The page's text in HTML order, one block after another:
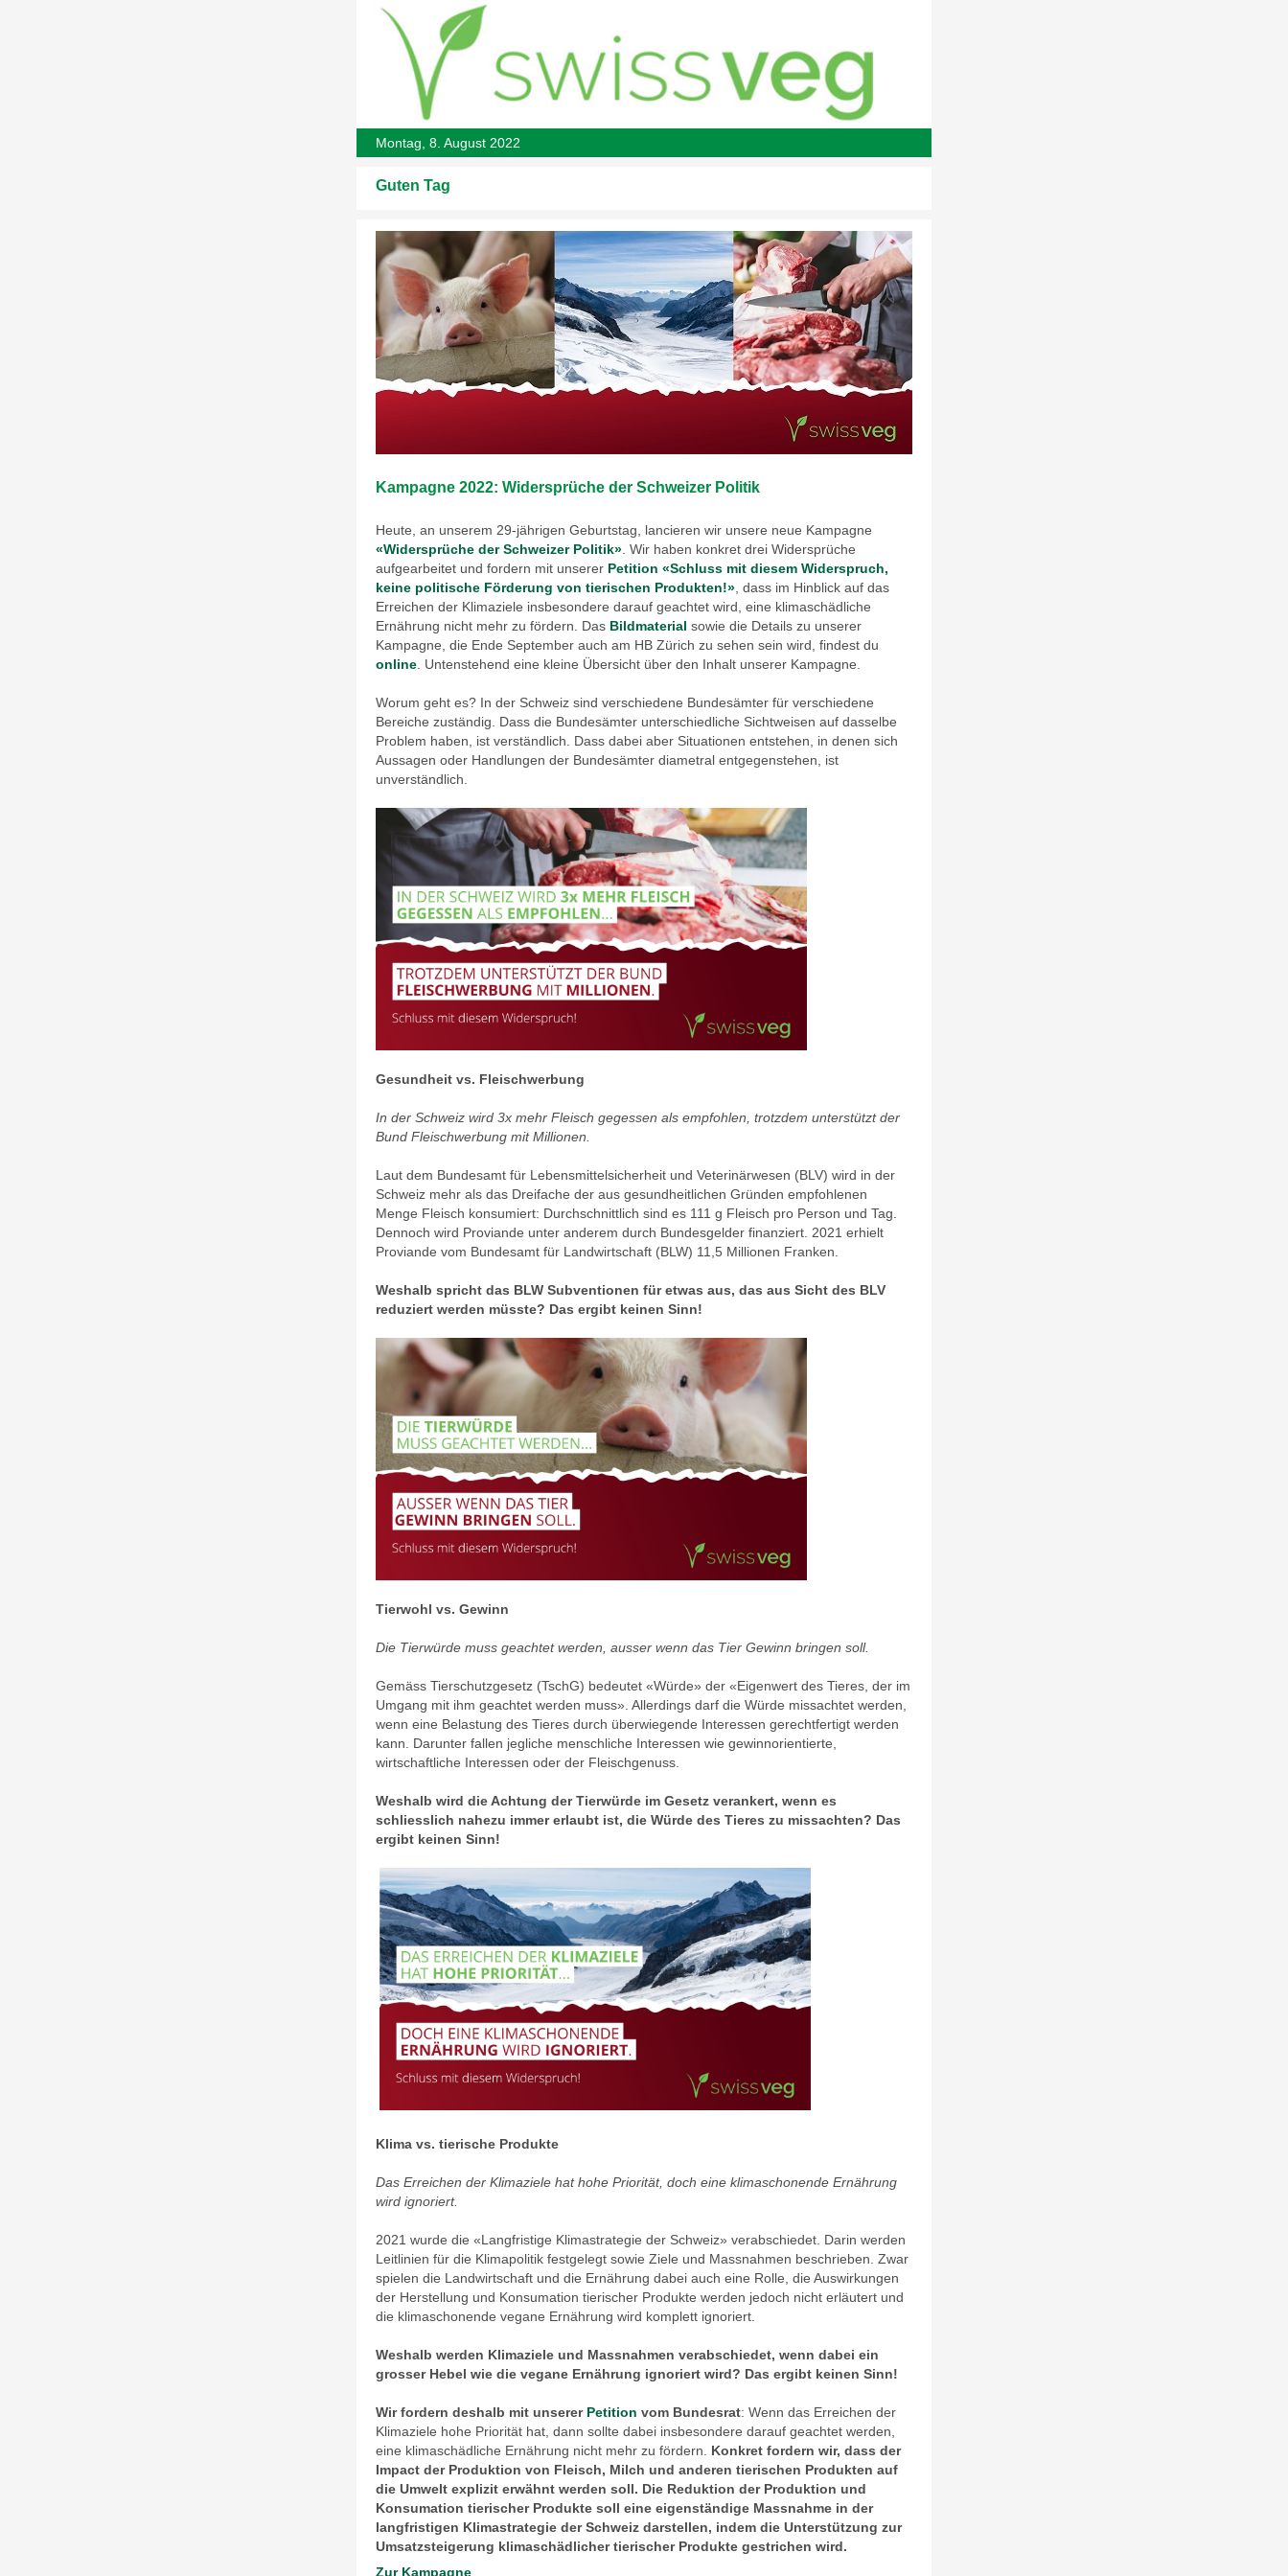
Montag, 8. August 2022
Guten Tag
Kampagne 2022: Widersprüche der Schweizer Politik
Heute, an unserem 29-jährigen Geburtstag, lancieren wir unsere neue Kampagne
«Widersprüche der Schweizer Politik» . Wir haben konkret drei Widersprüche
aufgearbeitet und fordern mit unserer Petition «Schluss mit diesem Widerspruch,
keine politische Förderung von tierischen Produkten!» , dass im Hinblick auf das
Erreichen der Klimaziele insbesondere darauf geachtet wird, eine klimaschädliche
Ernährung nicht mehr zu fördern. Das Bildmaterial sowie die Details zu unserer
Kampagne, die Ende September auch am HB Zürich zu sehen sein wird, findest du
online . Untenstehend eine kleine Übersicht über den Inhalt unserer Kampagne.
Worum geht es? In der Schweiz sind verschiedene Bundesämter für verschiedene
Bereiche zuständig. Dass die Bundesämter unterschiedliche Sichtweisen auf dasselbe
Problem haben, ist verständlich. Dass dabei aber Situationen entstehen, in denen sich
Aussagen oder Handlungen der Bundesämter diametral entgegenstehen, ist
unverständlich.
Gesundheit vs. Fleischwerbung
In der Schweiz wird 3x mehr Fleisch gegessen als empfohlen, trotzdem unterstützt der
Bund Fleischwerbung mit Millionen.
Laut dem Bundesamt für Lebensmittelsicherheit und Veterinärwesen (BLV) wird in der
Schweiz mehr als das Dreifache der aus gesundheitlichen Gründen empfohlenen
Menge Fleisch konsumiert: Durchschnittlich sind es 111 g Fleisch pro Person und Tag.
Dennoch wird Proviande unter anderem durch Bundesgelder finanziert. 2021 erhielt
Proviande vom Bundesamt für Landwirtschaft (BLW) 11,5 Millionen Franken.
Weshalb spricht das BLW Subventionen für etwas aus, das aus Sicht des BLV
reduziert werden müsste? Das ergibt keinen Sinn!
Tierwohl vs. Gewinn
Die Tierwürde muss geachtet werden, ausser wenn das Tier Gewinn bringen soll.
Gemäss Tierschutzgesetz (TschG) bedeutet «Würde» der «Eigenwert des Tieres, der im
Umgang mit ihm geachtet werden muss». Allerdings darf die Würde missachtet werden,
wenn eine Belastung des Tieres durch überwiegende Interessen gerechtfertigt werden
kann. Darunter fallen jegliche menschliche Interessen wie gewinnorientierte,
wirtschaftliche Interessen oder der Fleischgenuss.
Weshalb wird die Achtung der Tierwürde im Gesetz verankert, wenn es
schliesslich nahezu immer erlaubt ist, die Würde des Tieres zu missachten? Das
ergibt keinen Sinn!
Klima vs. tierische Produkte
Das Erreichen der Klimaziele hat hohe Priorität, doch eine klimaschonende Ernährung
wird ignoriert.
2021 wurde die «Langfristige Klimastrategie der Schweiz» verabschiedet. Darin werden
Leitlinien für die Klimapolitik festgelegt sowie Ziele und Massnahmen beschrieben. Zwar
spielen die Landwirtschaft und die Ernährung dabei auch eine Rolle, die Auswirkungen
der Herstellung und Konsumation tierischer Produkte werden jedoch nicht erläutert und
die klimaschonende vegane Ernährung wird komplett ignoriert.
Weshalb werden Klimaziele und Massnahmen verabschiedet, wenn dabei ein
grosser Hebel wie die vegane Ernährung ignoriert wird? Das ergibt keinen Sinn!
Wir fordern deshalb mit unserer Petition vom Bundesrat: Wenn das Erreichen der
Klimaziele hohe Priorität hat, dann sollte dabei insbesondere darauf geachtet werden,
eine klimaschädliche Ernährung nicht mehr zu fördern. Konkret fordern wir, dass der
Impact der Produktion von Fleisch, Milch und anderen tierischen Produkten auf
die Umwelt explizit erwähnt werden soll. Die Reduktion der Produktion und
Konsumation tierischer Produkte soll eine eigenständige Massnahme in der
langfristigen Klimastrategie der Schweiz darstellen, indem die Unterstützung zur
Umsatzsteigerung klimaschädlicher tierischer Produkte gestrichen wird.
Zur Kampagne